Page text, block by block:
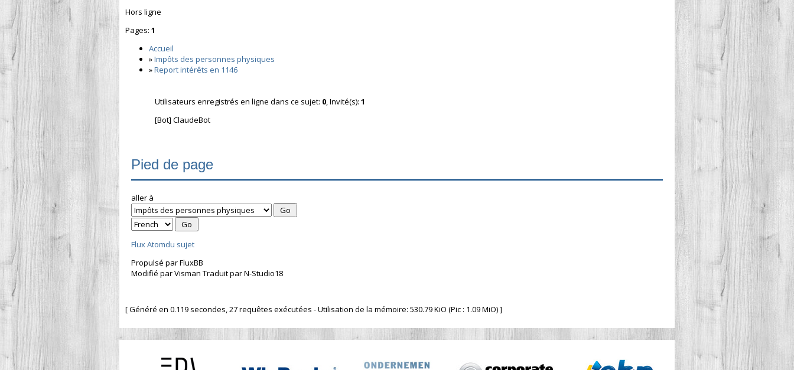
Hors ligne
Pages: 1
Accueil
»Impôts des personnes physiques
»Report intérêts en 1146
Utilisateurs enregistrés en ligne dans ce sujet: 0, Invité(s): 1
[Bot] ClaudeBot
Pied de page
aller à
Flux Atomdu sujet
Propulsé par FluxBB
Modifié par Visman Traduit par N-Studio18
[ Généré en 0.119 secondes, 27 requêtes exécutées - Utilisation de la mémoire: 530.79 KiO (Pic : 1.09 MiO) ]